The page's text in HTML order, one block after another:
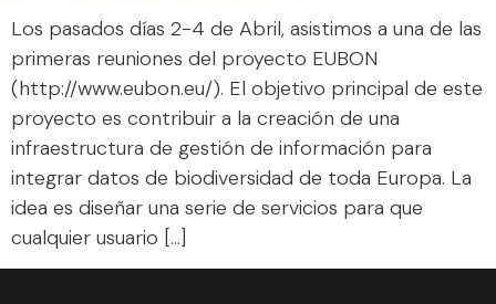
Los pasados días 2-4 de Abril, asistimos a una de las
primeras reuniones del proyecto EUBON
(http://www.eubon.eu/). El objetivo principal de este
proyecto es contribuir a la creación de una
infraestructura de gestión de información para
integrar datos de biodiversidad de toda Europa. La
idea es diseñar una serie de servicios para que
cualquier usuario […]